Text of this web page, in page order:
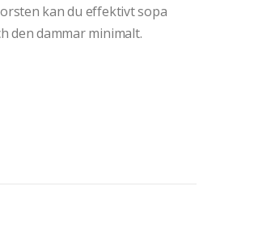
kan du effektivt sopa
den dammar minimalt.